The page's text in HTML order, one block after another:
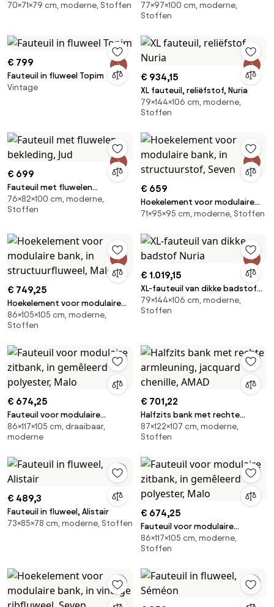
Alpine
70×71×79 cm, moderne, Stoffen
77×97×100 cm, moderne,
Stoffen
€ 799
Fauteuil in fluweel Topim
Vintage
€ 934,15
XL fauteuil, reliëfstof, Nuria
79×144×106 cm, moderne,
Stoffen
€ 699
Fauteuil met fluwelen
bekleding, Jud
76×82×100 cm, moderne,
Stoffen
€ 659
Hoekelement voor modulaire
bank, in structuurstof, Seven
71×95×95 cm, moderne, Stoffen
€ 749,25
Hoekelement voor modulaire
bank, in structuurfluweel, Malo
86×105×105 cm, moderne,
Stoffen
€ 1.019,15
XL-fauteuil van dikke badstof
Nuria
79×144×106 cm, moderne,
Stoffen
€ 674,25
Fauteuil voor modulaire
zitbank, in gemêleerd
polyester, Malo
86×117×105 cm, draaibaar,
moderne
€ 701,22
Halfzits bank met rechte
armleuning, jacquard chenille,
AMAD
87×122×107 cm, moderne,
Stoffen
€ 489,3
Fauteuil in fluweel, Alistair
73×85×78 cm, moderne, Stoffen
€ 674,25
Fauteuil voor modulaire
zitbank, in gemêleerd
polyester, Malo
86×117×105 cm, moderne,
Stoffen